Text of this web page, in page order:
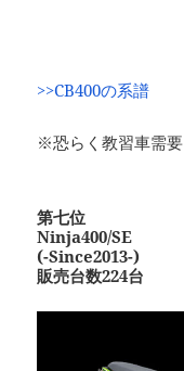
>>CB400の系譜
※恐らく教習車需要
第七位
Ninja400/SE
(-Since2013-)
販売台数224台